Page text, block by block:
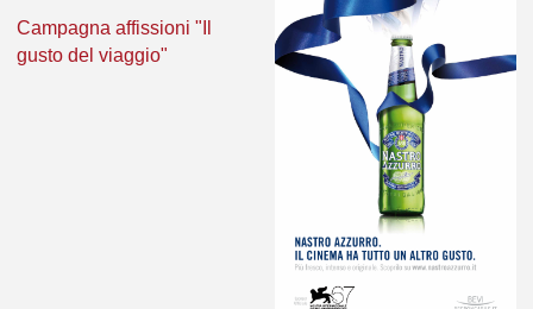
Campagna affissioni "Il
gusto del viaggio"